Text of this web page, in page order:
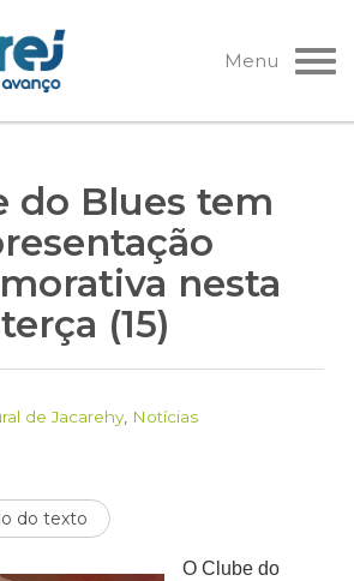
Menu
do Blues tem
nesta
terça (15)
de Jacarehy Notícias
do texto
O Clube do